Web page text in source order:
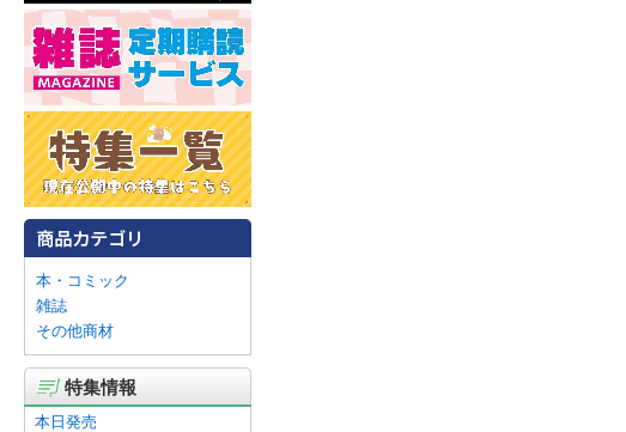
本・コミック
雑誌
その他商材
特集情報
本日発売